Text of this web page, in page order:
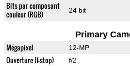
Bits par composant
couleur (RGB)
24 bit
Primary
Mégapixel 12-MP
Ouverture (f-stop) f/2